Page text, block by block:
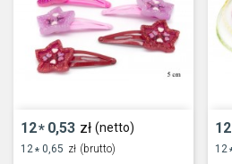
12* 0,53 zł (netto)
12* 0,65 zł (brutto)
12
12